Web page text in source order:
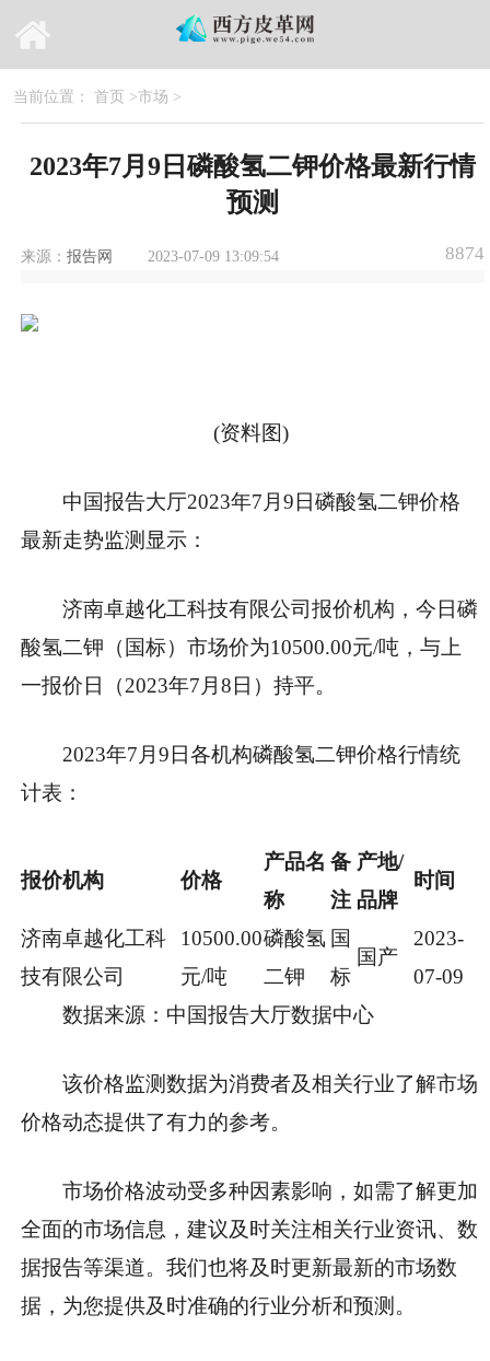
当前位置： 首页 >市场 >
2023年7月9日磷酸氢二钾价格最新行情
预测
来源： 报告网 2023-07-09 13:09:54 8874
(资料图)
中国报告大厅2023年7月9日磷酸氢二钾价格
最新走势监测显示：
济南卓越化工科技有限公司报价机构，今日磷
酸氢二钾（国标）市场价为10500.00元/吨，与上
一报价日（2023年7月8日）持平。
2023年7月9日各机构磷酸氢二钾价格行情统
计表：
报价机构 价格
产品名
称
备
注
产地/
品牌
时间
济南卓越化工科
技有限公司
10500.00
元/吨
磷酸氢
二钾
国
标
国产
2023-
07-09
数据来源：中国报告大厅数据中心
该价格监测数据为消费者及相关行业了解市场
价格动态提供了有力的参考。
市场价格波动受多种因素影响，如需了解更加
全面的市场信息，建议及时关注相关行业资讯、数
据报告等渠道。我们也将及时更新最新的市场数
据，为您提供及时准确的行业分析和预测。